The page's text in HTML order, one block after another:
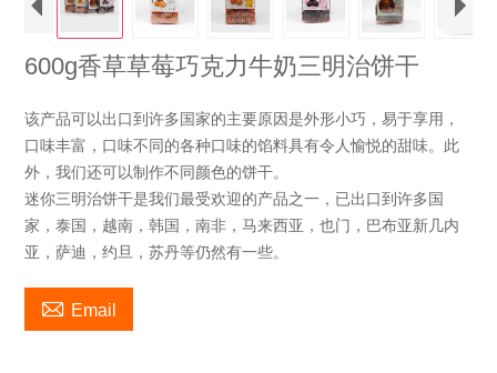
600g香草草莓巧克力牛奶三明治饼干
该产品可以出口到许多国家的主要原因是外形小巧，易于享用，
口味丰富，口味不同的各种口味的馅料具有令人愉悦的甜味。此
外，我们还可以制作不同颜色的饼干。
迷你三明治饼干是我们最受欢迎的产品之一，已出口到许多国
家，泰国，越南，韩国，南非，马来西亚，也门，巴布亚新几内
亚，萨迪，约旦，苏丹等仍然有一些。
 Email